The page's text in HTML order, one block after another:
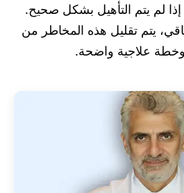
إذا لم يتم التأهيل بشكل صحيح.
يتم تقليل هذه المخاطر من
وخطة علاجية واضحة.